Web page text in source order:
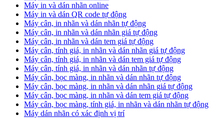
Máy in và dán nhãn online
Máy in và dán QR code tự động
Máy cân, in nhãn và dán nhãn tự động
Máy cân, in nhãn và dán nhãn giá tự động
Máy cân, in nhãn và dán tem giá tự động
Máy cân, tính giá, in nhãn và dán nhãn giá tự động
Máy cân, tính giá, in nhãn và dán tem giá tự động
Máy cân, tính giá, in nhãn và dán nhãn tự động
Máy cân, bọc màng, in nhãn và dán nhãn tự động
Máy cân, bọc màng, in nhãn và dán nhãn giá tự động
Máy cân, bọc màng, in nhãn và dán tem giá tự động
Máy cân, bọc màng, tính giá, in nhãn và dán nhãn tự động
Máy dán nhãn có xác định vị trí